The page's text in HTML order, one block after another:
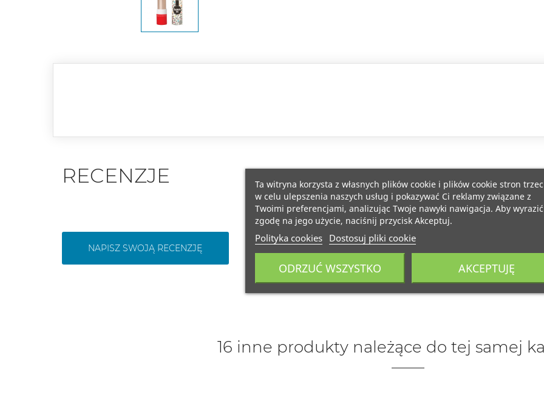
RECENZJE
NAPISZ SWOJĄ RECENZJĘ
16 inne produkty należące do tej samej
Ta witryna korzysta z własnych plików cookie i plików cookie stron
w celu ulepszenia naszych usług i pokazywać Ci reklamy związane z
Twoimi preferencjami, analizując Twoje nawyki nawigacja. Aby wyrazić
zgodę na jego użycie, naciśnij przycisk Akceptuj.
Polityka cookies Dostosuj pliki cookie
ODRZUĆ WSZYSTKO AKCEPTUJĘ